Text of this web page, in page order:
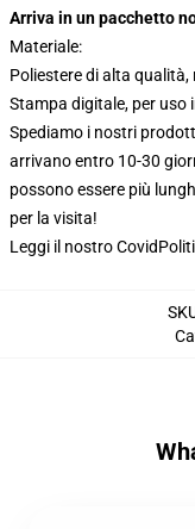
Arriva in un pacchetto
Materiale:
Poliestere di alta qualità,
Stampa digitale, per uso
Spediamo i nostri
arrivano entro 10-30
possono essere più
per la visita!
Leggi il nostro Covid